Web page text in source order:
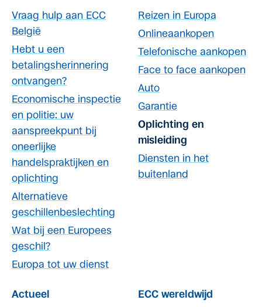
Vraag hulp aan ECC
België
Hebt u een
betalingsherinnering
ontvangen?
Economische inspectie
en politie: uw
aanspreekpunt bij
oneerlijke
handelspraktijken en
oplichting
Alternatieve
geschillenbeslechting
Wat bij een Europees
geschil?
Europa tot uw dienst
Reizen in Europa
Onlineaankopen
Telefonische aankopen
Face to face aankopen
Auto
Garantie
Oplichting en
misleiding
Diensten in het
buitenland
Actueel ECC wereldwijd